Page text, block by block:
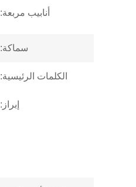
أنابيب مربعة:
سماكة:
الكلمات الرئيسية:
إبراز: